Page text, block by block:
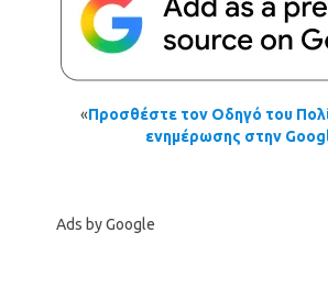
«Προσθέστε τον Οδηγό του
ενημέρωσης στην
Ads by Google